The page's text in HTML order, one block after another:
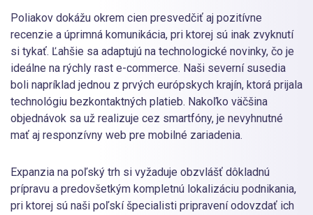
Poliakov dokážu okrem cien presvedčiť aj pozitívne
recenzie a úprimná komunikácia, pri ktorej sú inak zvyknutí
si tykať. Ľahšie sa adaptujú na technologické novinky, čo je
ideálne na rýchly rast e-commerce. Naši severní susedia
boli napríklad jednou z prvých európskych krajín, ktorá prijala
technológiu bezkontaktných platieb. Nakoľko väčšina
objednávok sa už realizuje cez smartfóny, je nevyhnutné
mať aj responzívny web pre mobilné zariadenia.
Expanzia na poľský trh si vyžaduje obzvlášť dôkladnú
prípravu a predovšetkým kompletnú lokalizáciu podnikania,
pri ktorej sú naši poľskí špecialisti pripravení odovzdať ich